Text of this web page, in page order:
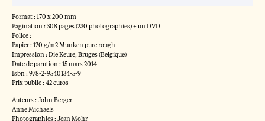
La lutte pour comprendre
l'art
Max Raphael, 2022
La discontinuité même
Carl Einstein, 2021
Portraits, John Berger à
Format : 170 x 200 mm
Pagination : 308 pages (230 photographies) + un DVD
Police :
Papier : 120 g/m2 Munken pure rough
Impression : Die Keure, Bruges (Belgique)
Date de parution : 15 mars 2014
Isbn : 978-2-9540134-5-9
Prix public : 42 euros
Auteurs : John Berger
Anne Michaels
Photographies : Jean Mohr